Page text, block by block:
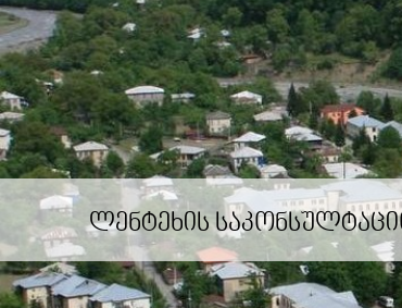
ლენტეხის